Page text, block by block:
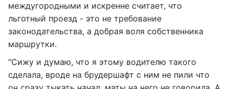
междугородными и искренне считает, что
льготный проезд - это не требование
законодательства, а добрая воля собственника
маршрутки.
"Сижу и думаю, что я этому водителю такого
сделала, вроде на брудершафт с ним не пили что